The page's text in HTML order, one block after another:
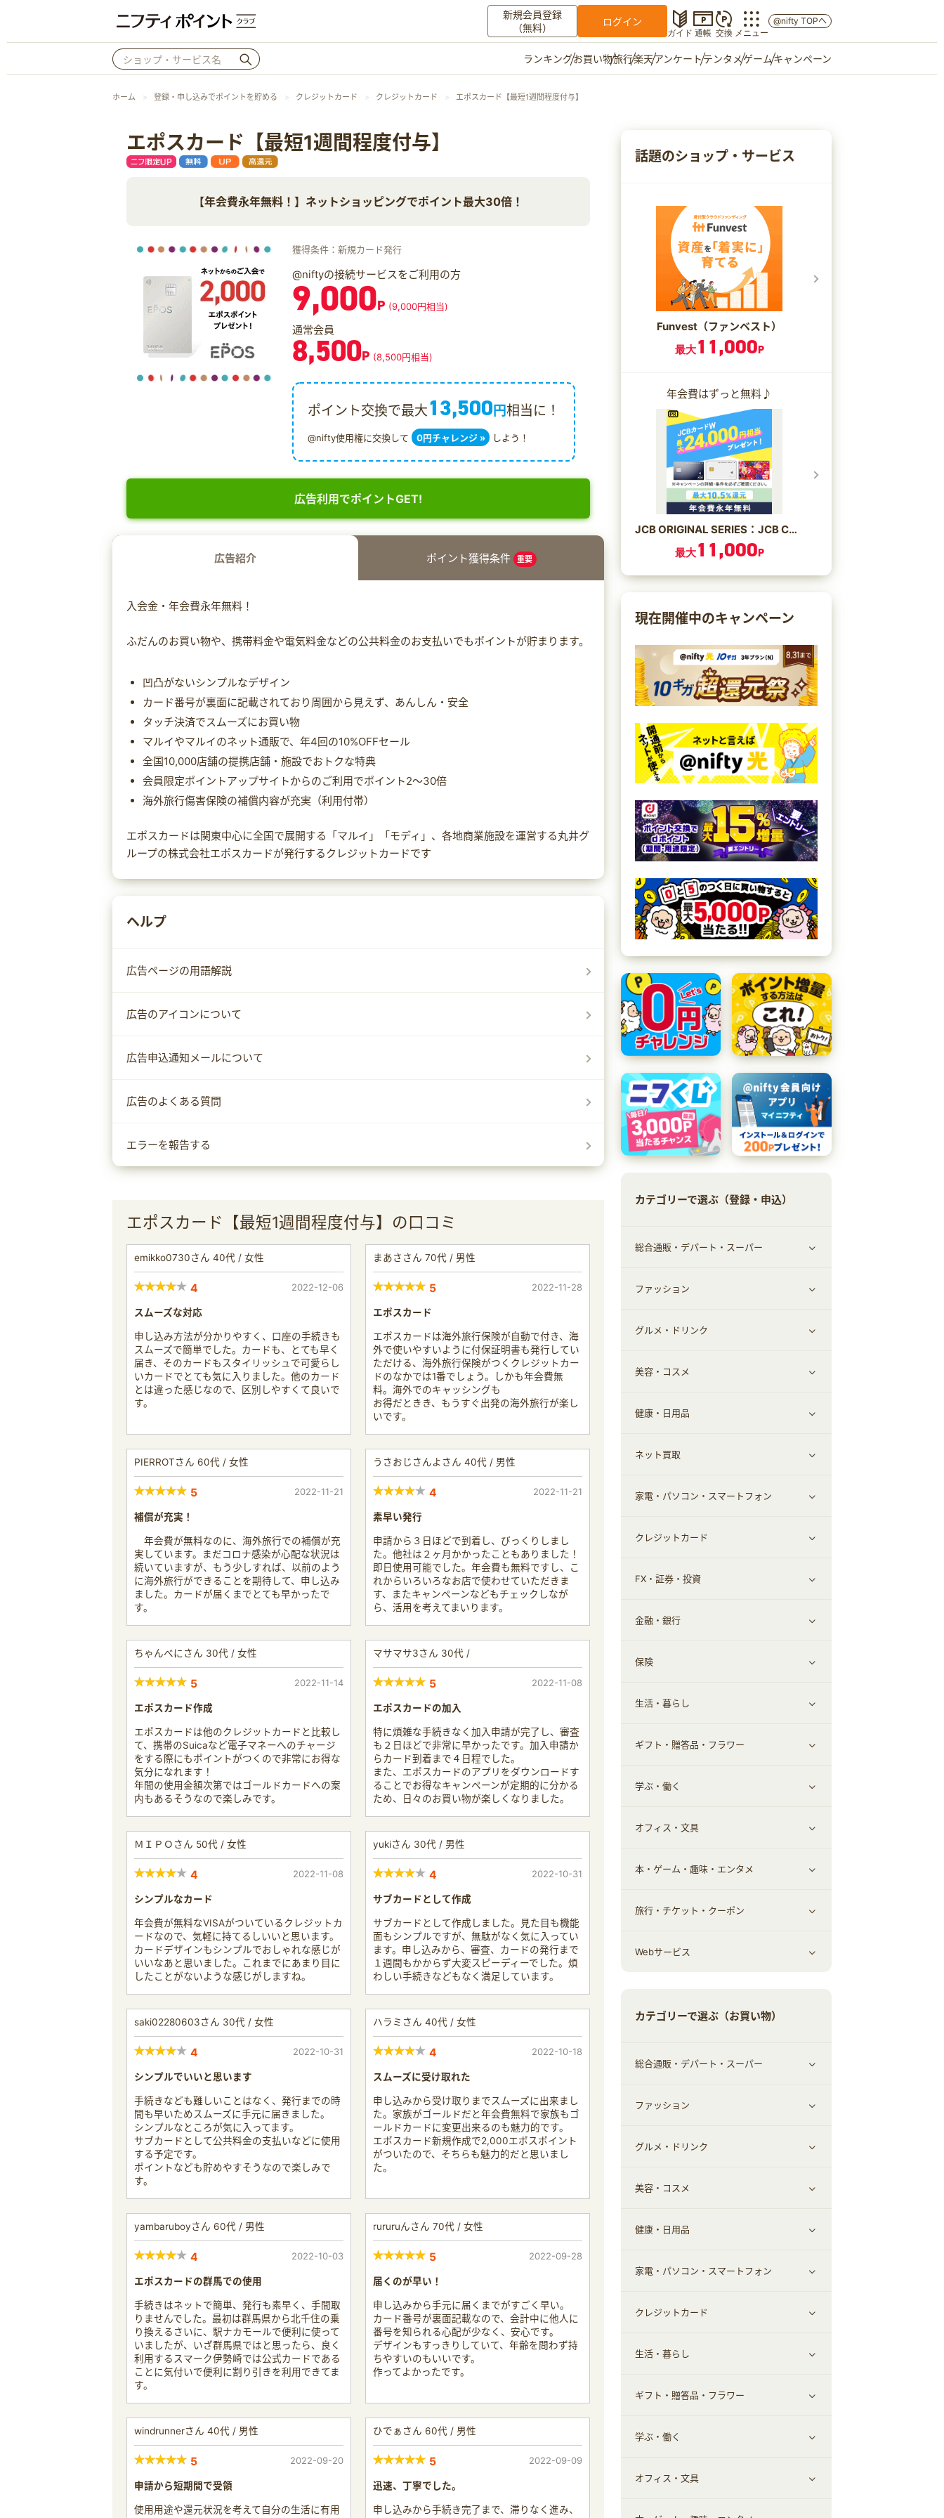
新規会員登録
（無料）
ログイン
ガイド 通帳 交換 メニュー
その他
お知らせ
初心者ガイド
@nifty TOPへ
ランキングお買い物旅行楽天アンケートテンタメゲームキャンペーン
ホーム 登録・申し込みでポイントを貯める クレジットカード クレジットカード エポスカード【最短1週間程度付与】
エポスカード【最短1週間程度付与】
【年会費永年無料！】ネットショッピングでポイント最大30倍！
獲得条件：新規カード発行
@niftyの接続サービスをご利用の方
9,000P (9,000円相当)
通常会員
8,500P (8,500円相当)
ポイント交換で最大13,500円相当に！
@nifty使用権に交換して 0円チャレンジ » しよう！
広告利用でポイントGET!
広告紹介 ポイント獲得条件 重要
入会金・年会費永年無料！
ふだんのお買い物や、携帯料金や電気料金などの公共料金のお支払いでもポイントが貯まります。
凹凸がないシンプルなデザイン
カード番号が裏面に記載されており周囲から見えず、あんしん・安全
タッチ決済でスムーズにお買い物
マルイやマルイのネット通販で、年4回の10%OFFセール
全国10,000店舗の提携店舗・施設でおトクな特典
会員限定ポイントアップサイトからのご利用でポイント2～30倍
海外旅行傷害保険の補償内容が充実（利用付帯）
エポスカードは関東中心に全国で展開する「マルイ」「モディ」、各地商業施設を運営する丸井グ
ループの株式会社エポスカードが発行するクレジットカードです
ヘルプ
広告ページの用語解説
広告のアイコンについて
広告申込通知メールについて
広告のよくある質問
エラーを報告する
エポスカード【最短1週間程度付与】の口コミ
emikko0730さん 40代 / 女性
4 2022-12-06
スムーズな対応
申し込み方法が分かりやすく、口座の手続きも
スムーズで簡単でした。カードも、とても早く
届き、そのカードもスタイリッシュで可愛らし
いカードでとても気に入りました。他のカード
とは違った感じなので、区別しやすくて良いで
す。
まあささん 70代 / 男性
5 2022-11-28
エポスカード
エポスカードは海外旅行保険が自動で付き、海
外で使いやすいように付保証明書も発行してい
ただける、海外旅行保険がつくクレジットカー
ドのなかでは1番でしょう。しかも年会費無
料。海外でのキャッシングも
お得だときき、もうすぐ出発の海外旅行が楽し
いです。
PIERROTさん 60代 / 女性
5 2022-11-21
補償が充実！
年会費が無料なのに、海外旅行での補償が充
実しています。まだコロナ感染が心配な状況は
続いていますが、もう少しすれば、以前のよう
に海外旅行ができることを期待して、申し込み
ました。カードが届くまでとても早かったで
す。
うさおじさんよさん 40代 / 男性
4 2022-11-21
素早い発行
申請から３日ほどで到着し、びっくりしまし
た。他社は２ヶ月かかったこともありました！
即日使用可能でした。年会費も無料ですし、こ
れからいろいろなお店で使わせていただきま
す、またキャンペーンなどもチェックしなが
ら、活用を考えてまいります。
ちゃんべにさん 30代 / 女性
5 2022-11-14
エポスカード作成
エポスカードは他のクレジットカードと比較し
て、携帯のSuicaなど電子マネーへのチャージ
をする際にもポイントがつくので非常にお得な
気分になれます！
年間の使用金額次第ではゴールドカードへの案
内もあるそうなので楽しみです。
マサマサ3さん 30代 /
5 2022-11-08
エポスカードの加入
特に煩雑な手続きなく加入申請が完了し、審査
も２日ほどで非常に早かったです。加入申請か
らカード到着まで４日程でした。
また、エポスカードのアプリをダウンロードす
ることでお得なキャンペーンが定期的に分かる
ため、日々のお買い物が楽しくなりました。
ＭＩＰＯさん 50代 / 女性
4 2022-11-08
シンプルなカード
年会費が無料なVISAがついているクレジットカ
ードなので、気軽に持てるしいいと思います。
カードデザインもシンプルでおしゃれな感じが
いいなあと思いました。これまでにあまり目に
したことがないような感じがしますね。
yukiさん 30代 / 男性
4 2022-10-31
サブカードとして作成
サブカードとして作成しました。見た目も機能
面もシンプルですが、無駄がなく気に入ってい
ます。申し込みから、審査、カードの発行まで
１週間もかからず大変スピーディーでした。煩
わしい手続きなどもなく満足しています。
saki02280603さん 30代 / 女性
4 2022-10-31
シンプルでいいと思います
手続きなども難しいことはなく、発行までの時
間も早いためスムーズに手元に届きました。
シンプルなところが気に入ってます。
サブカードとして公共料金の支払いなどに使用
する予定です。
ポイントなども貯めやすそうなので楽しみで
す。
ハラミさん 40代 / 女性
4 2022-10-18
スムーズに受け取れた
申し込みから受け取りまでスムーズに出来まし
た。家族がゴールドだと年会費無料で家族もゴ
ールドカードに変更出来るのも魅力的です。
エポスカード新規作成で2,000エポスポイント
がついたので、そちらも魅力的だと思いまし
た。
yambaruboyさん 60代 / 男性
4 2022-10-03
エポスカードの群馬での使用
手続きはネットで簡単、発行も素早く、手間取
りませんでした。最初は群馬県から北千住の乗
り換えるさいに、駅ナカモールで便利に使って
いましたが、いざ群馬県ではと思ったら、良く
利用するスマーク伊勢崎では公式カードである
ことに気付いで便利に割り引きを利用できてま
す。
rururuんさん 70代 / 女性
5 2022-09-28
届くのが早い！
申し込みから手元に届くまでがすごく早い。
カード番号が裏面記載なので、会計中に他人に
番号を知られる心配が少なく、安心です。
デザインもすっきりしていて、年齢を問わず持
ちやすいのもいいです。
作ってよかったです。
windrunnerさん 40代 / 男性
5 2022-09-20
申請から短期間で受領
使用用途や還元状況を考えて自分の生活に有用
ひでぁさん 60代 / 男性
5 2022-09-09
迅速、丁寧でした。
申し込みから手続き完了まで、滞りなく進み、
話題のショップ・サービス
Funvest（ファンベスト）
最大11,000P
年会費はずっと無料♪
JCB ORIGINAL SERIES：JCB CARD W/JCB CARD W plus L
最大11,000P
現在開催中のキャンペーン
カテゴリーで選ぶ（登録・申込）
総合通販・デパート・スーパー
すべて見る
総合通販
ファッション
すべて見る
ファッション
インナー・下着
スーツ・フォーマル
グルメ・ドリンク
すべて見る
グルメ
お酒
食材宅配
ウォーターサーバー
美容・コスメ
すべて見る
ヘアケア
エステ・サロン
メンズ美容
健康・日用品
すべて見る
スポーツ・フィットネス
日用品・薬局・からだ
ネット買取
すべて見る
ネット買取
家電・パソコン・スマートフォン
すべて見る
家電・パソコン・ソフトウェア
通信・レンタルサーバー
スマホ・携帯電話・SIM
定額制有料コンテンツ
クレジットカード
すべて見る
クレジットカード
FX・証券・投資
すべて見る
証券
仮想通貨
その他投資
金融・銀行
銀行・ネット銀行
キャッシング・ローン
その他金融
保険
すべて見る
保険相談・面談
生活・暮らし
すべて見る
住まい・暮らし
不動産
引越し
エコ・エネルギー
車情報・カーシェア・レンタル
ギフト・贈答品・フラワー
すべて見る
ギフト・贈答品
学ぶ・働く
すべて見る
習い事・学習・学校
仕事・転職
オフィス・文具
すべて見る
オフィス・文具
本・ゲーム・趣味・エンタメ
すべて見る
ゲーム・趣味
旅行・チケット・クーポン
すべて見る
Webサービス
カテゴリーで選ぶ（お買い物）
総合通販・デパート・スーパー
すべて見る
総合通販
デパート・スーパー
ファッション
すべて見る
ファッション
インナー・下着
靴・フットウェア
小物・かばん
スーツ・フォーマル
グルメ・ドリンク
すべて見る
グルメ
ドリンク
お酒
食材宅配
美容・コスメ
すべて見る
スキンケア
メイクアップ
ヘアケア
メンズ美容
美容・ダイエット用品
脱毛用品
健康・日用品
すべて見る
健康食品｜青汁・飲料
健康食品｜乳酸菌・ケフィア
健康食品｜その他
スポーツ・フィットネス
日用品・薬局・からだ
家電・パソコン・スマートフォン
すべて見る
家電・パソコン・ソフトウェア
スマホ・携帯電話・SIM
クレジットカード
すべて見る
クレジットカード
生活・暮らし
すべて見る
車情報・カーシェア・レンタル
お役立ち
ギフト・贈答品・フラワー
すべて見る
ギフト・贈答品
学ぶ・働く
すべて見る
オフィス・文具